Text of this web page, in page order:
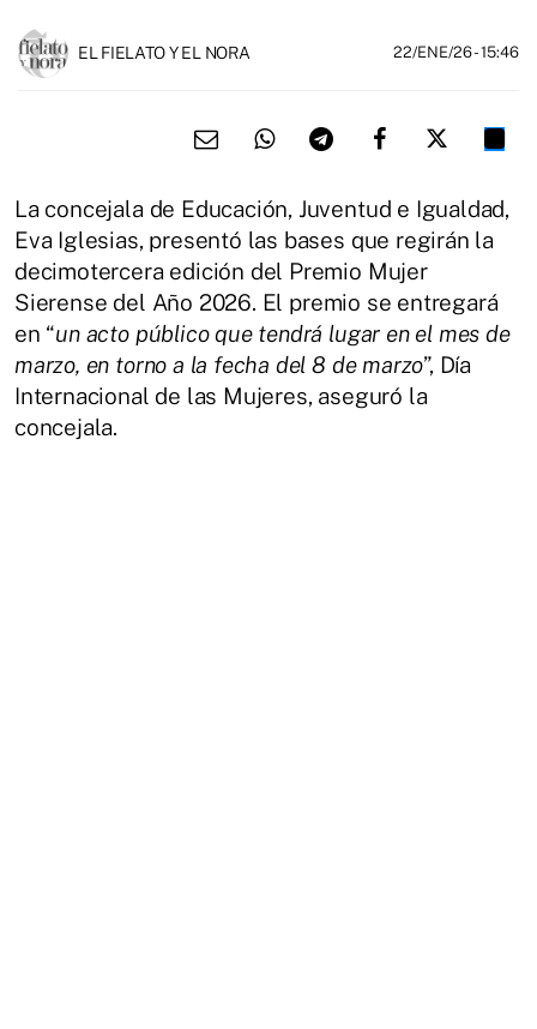
EL FIELATO Y EL NORA 22/ENE/26- 15:46
La concejala de Educación, Juventud e Igualdad,
Eva Iglesias, presentó las bases que regirán la
decimotercera edición del Premio Mujer
Sierense del Año 2026. El premio se entregará
en “un acto público que tendrá lugar en el mes de
marzo, en torno a la fecha del 8 de marzo”, Día
Internacional de las Mujeres, aseguró la
concejala.